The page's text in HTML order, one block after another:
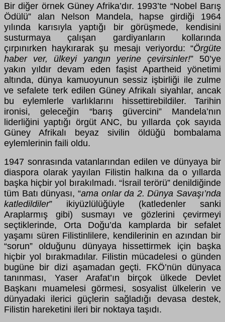
Bir diğer örnek Güney Afrika’dır. 1993’te “Nobel Barış
Ödülü” alan Nelson Mandela, hapse girdiği 1964
yılında karısıyla yaptığı bir görüşmede, kendisini
susturmaya çalışan gardiyanların kollarında
çırpınırken haykırarak şu mesajı veriyordu: “Örgüte
haber ver, ülkeyi yangın yerine çevirsinler!” 50’ye
yakın yıldır devam eden faşist Apartheid yönetimi
altında, dünya kamuoyunun sessiz işbirliği ile zulme
ve sefalete terk edilen Güney Afrikalı siyahlar, ancak
bu eylemlerle varlıklarını hissettirebildiler. Tarihin
ironisi, geleceğin “barış güvercini” Mandela’nın
liderliğini yaptığı örgüt ANC, bu yıllarda çok sayıda
Güney Afrikalı beyaz sivilin öldüğü bombalama
eylemlerinin faili oldu.
1947 sonrasında vatanlarından edilen ve dünyaya bir
diaspora olarak yayılan Filistin halkına da o yıllarda
başka hiçbir yol bırakılmadı. “İsrail terörü” denildiğinde
tüm Batı dünyası, “ama onlar da 2. Dünya Savaşı’nda
katledildiler” ikiyüzlülüğüyle (katledenler sanki
Araplarmış gibi) susmayı ve gözlerini çevirmeyi
seçtiklerinde, Orta Doğu’da kamplarda bir sefalet
yaşamı süren Filistinlilere, kendilerinin en azından bir
“sorun” olduğunu dünyaya hissettirmek için başka
hiçbir yol bırakmadılar. Filistin mücadelesi o günden
bugüne bir dizi aşamadan geçti. FKÖ’nün dünyaca
tanınması, Yaser Arafat’ın birçok ülkede Devlet
Başkanı muamelesi görmesi, sosyalist ülkelerin ve
dünyadaki ilerici güçlerin sağladığı devasa destek,
Filistin hareketini ileri bir noktaya taşıdı.